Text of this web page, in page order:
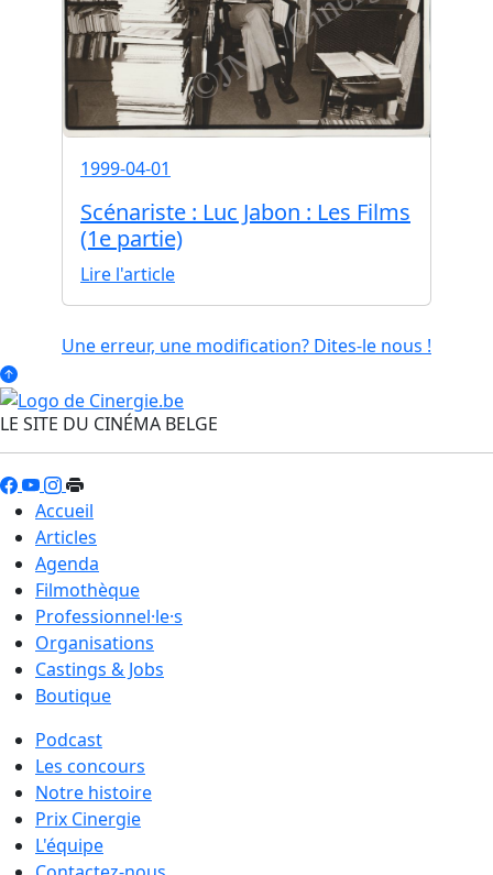
1999-04-01
Scénariste : Luc Jabon : Les Films
(1e partie)
Lire l'article
Une erreur, une modification? Dites-le nous !
LE SITE DU CINÉMA BELGE
Accueil
Articles
Agenda
Filmothèque
Professionnel·le·s
Organisations
Castings & Jobs
Boutique
Podcast
Les concours
Notre histoire
Prix Cinergie
L'équipe